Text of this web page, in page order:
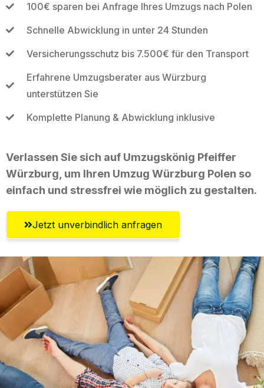
100€ sparen bei Anfrage Ihres Umzugs nach Polen
Schnelle Abwicklung in unter 24 Stunden
Versicherungsschutz bis 7.500€ für den Transport
Erfahrene Umzugsberater aus Würzburg
unterstützen Sie
Komplette Planung & Abwicklung inklusive
Verlassen Sie sich auf Umzugskönig Pfeiffer
Würzburg, um Ihren Umzug Würzburg Polen so
einfach und stressfrei wie möglich zu gestalten.
Jetzt unverbindlich anfragen